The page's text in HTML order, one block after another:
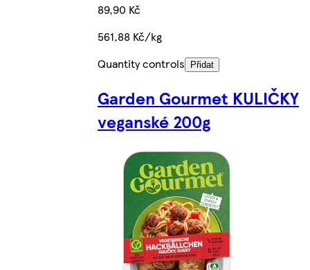
89,90 Kč
561,88 Kč/kg
Quantity controls
Přidat
Garden Gourmet KULIČKY
veganské 200g